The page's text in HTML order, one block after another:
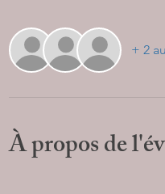
+ 2
À propos de